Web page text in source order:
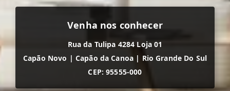
Venha nos conhecer
Rua da Tulipa 4284 Loja 01
Capão Novo | Capão da Canoa | Rio Grande Do Sul
CEP: 95555-000